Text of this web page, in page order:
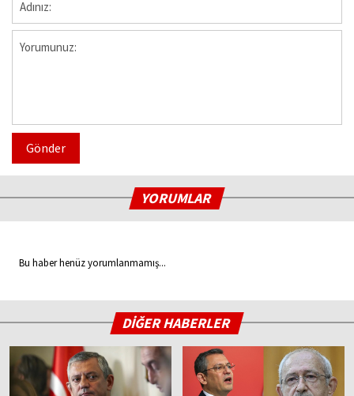
Gönder
YORUMLAR
Bu haber henüz yorumlanmamış...
DİĞER HABERLER